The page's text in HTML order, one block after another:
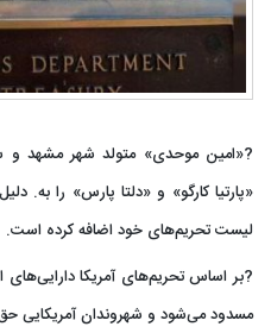
?️«امین موحدی» متولد شهر مشهد و
«پارتیا کارگو» و «دلتا پارس» را به.
لیست تحریم‌های خود اضافه کرده است.
?️بر اساس تحریم‌های آمریکا دارایی‌های
مسدود می‌شود و شهروندان آمریکایی حق